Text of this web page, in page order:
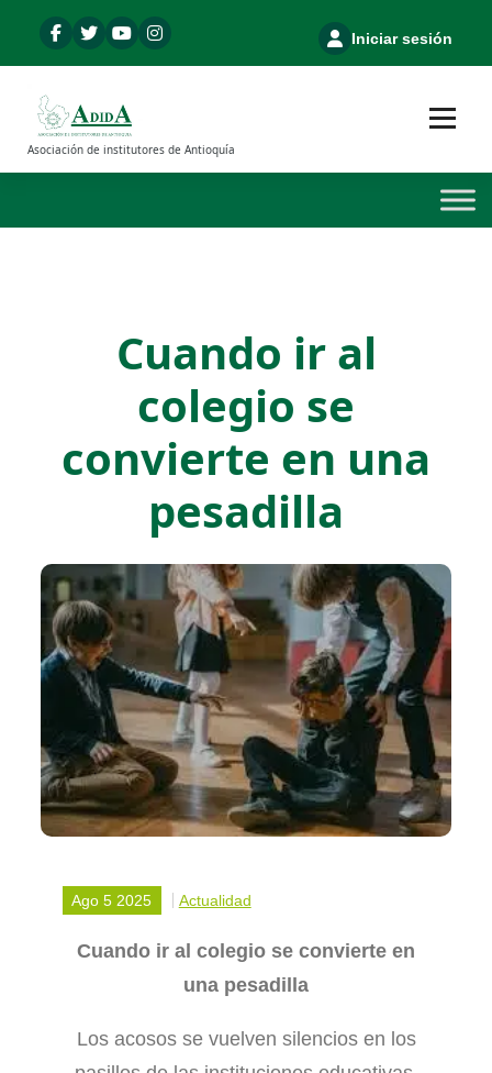
o
Iniciar sesión
Asociación de institutores de Antioquía
Cuando ir al
colegio se
convierte en una
pesadilla
Ago 5 2025 Actualidad
Cuando ir al colegio se convierte en
una pesadilla
Los acosos se vuelven silencios en los